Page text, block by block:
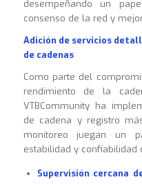
desempeñando un
consenso de la red y
Adición de servicios
de cadenas
Como parte del
rendimiento de la
VTBCommunity ha
de cadena y registro
monitoreo juegan un
estabilidad y confiabilidad
Supervisión cercana